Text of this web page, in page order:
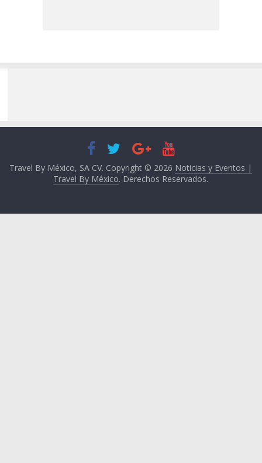
Travel By México, SA CV. Copyright © 2026 Noticias y Eventos |
Travel By México. Derechos Reservados.